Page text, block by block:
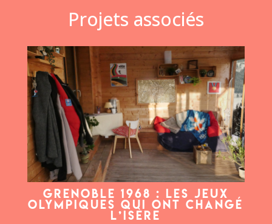
Projets associés
Grenoble 1968 : les Jeux
Olympiques qui ont changé
l’Isère